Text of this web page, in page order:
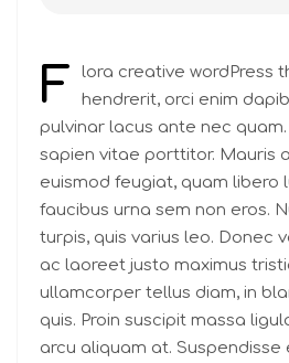
F
lora creative wordPress
hendrerit, orci enim
pulvinar lacus ante nec
sapien vitae porttitor. Mauris
euismod feugiat, quam libero
faucibus urna sem non eros.
turpis, quis varius leo. Donec
ac laoreet justo maximus
ullamcorper tellus diam, in
quis. Proin suscipit massa
arcu aliquam at. Suspendisse